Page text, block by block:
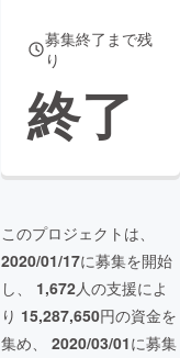
募集終了まで残
り
終了
このプロジェクトは、
2020/01/17に募集を開始
し、 1,672人の支援によ
り 15,287,650円の資金を
集め、 2020/03/01に募集